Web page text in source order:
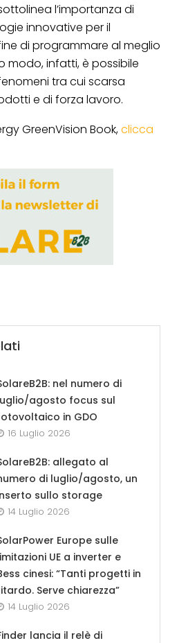
l’importanza di
innovative per il
di programmare al meglio
modo, infatti, è possibile
tra cui scarsa
e di forza lavoro.
GreenVision Book,clicca
nel numero di
agosto focus sul
in GDO
16 Luglio 2026
allegato al
di luglio/agosto, un
sullo storage
14 Luglio 2026
Europe sulle
UE a inverter e
cinesi: “Tanti progetti in
Serve chiarezza”
14 Luglio 2026
lancia il relè di